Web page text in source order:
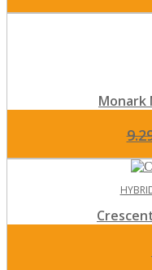
Monark